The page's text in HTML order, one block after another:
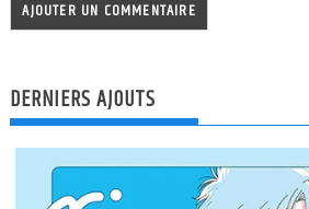
DERNIERS AJOUTS